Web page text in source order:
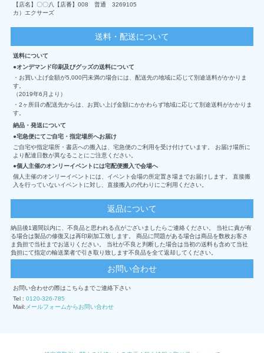
【店名】〇〇八【店番】008 普通 3269105
カ）エクサーズ
送料・配送について
送料について
オンデマンド印刷及びグッズの送料について
・お買い上げ金額が5,000円未満の場合には、配送先の地域に応じて別途送料がかかりま
す。
（2019年6月より）
・2ヶ所目の配送先からは、お買い上げ金額にかかわらず地域に応じて別途送料がかかりま
す。
納品・発送について
宅急便にてご自宅・指定場所へお届け
ご自宅や指定場所・書店への搬入は、宅急便のご利用を受け付けています。 お届け場所に
より配達日数が異なることにご注意ください。
個人主催のオンリーイベントには宅配便搬入で会場へ
個人主催のオンリーイベントには、イベント会場の所定置き場までお届けします。 直接搬
入を行っていないイベントに対し、直接搬入の代わりにご利用ください。
返品について
納品後1週間以内に、不良品と思われる点がございましたらご連絡ください。 当社に責が有
る場合は製品の修復又は再印刷加工致します。 商品に問題がある場合は商品を数枚お客さ
ま負担で当社までお送りください。 当社が不良と判断した場合は当初の送料も含めて当社
負担にて指定の輸送業者で引き取り致します不良品を全て返却してください。
お問い合わせ
お問い合わせの際はこちらまでご連絡下さい
Tel : 0120-326-785
Mail: メールフォームからお問い合わせ